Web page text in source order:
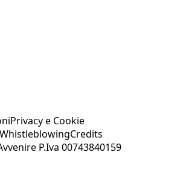
Privacy e Cookie
WhistleblowingCredits
P.Iva 00743840159